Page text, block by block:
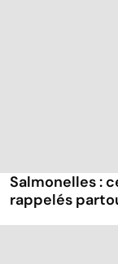
Salmonelles :
rappelés